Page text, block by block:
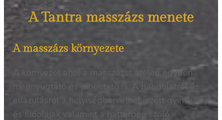
A Tantra masszázs menete
A masszázs környezete
A környezet ahol a masszázst átéled egyben
megnyugtató és pihentető is. A hangulatról és
ellazulásról a helyiségben elhelyezett gyertyák
és illóolajak valamint a háttérben szóló